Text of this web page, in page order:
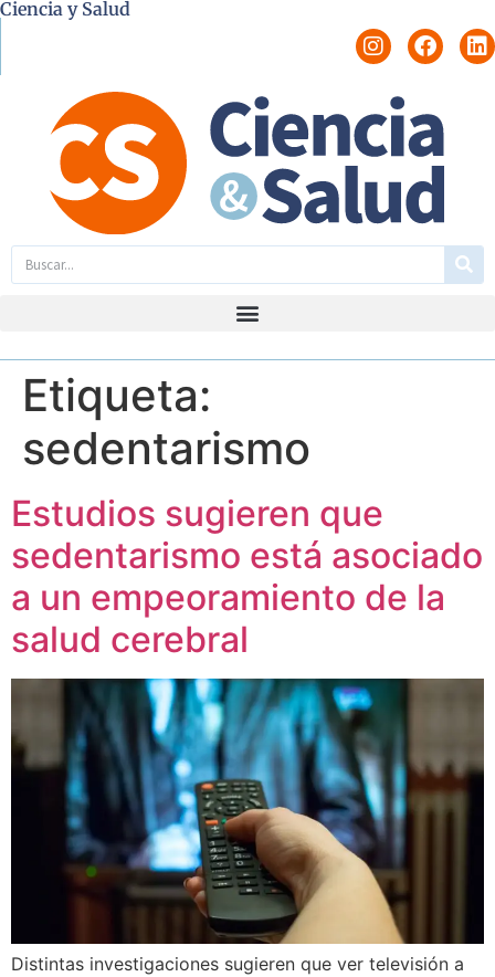
Ciencia y Salud
Etiqueta:
sedentarismo
Estudios sugieren que
sedentarismo está asociado
a un empeoramiento de la
salud cerebral
Distintas investigaciones sugieren que ver televisión a